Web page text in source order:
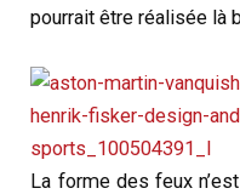
pourrait être réalisée là
La forme des feux